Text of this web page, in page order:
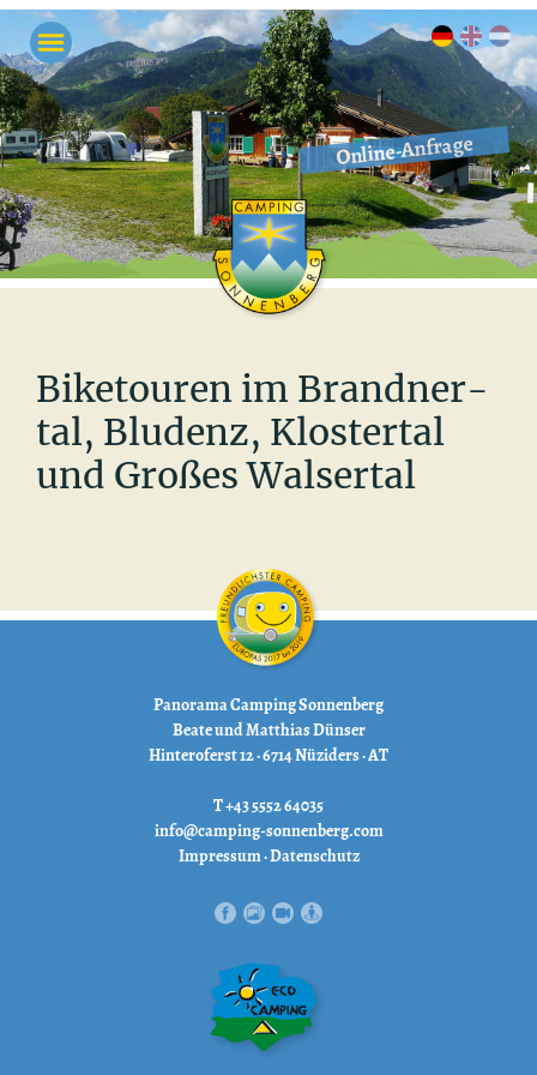
Online-Anfrage
Bi­ke­tou­ren im Brand­ner­
tal, Blu­denz, Klos­ter­tal
und Gro­ßes Wal­ser­tal
Panorama Camping Sonnenberg
Beate und Matthias Dünser
Hinteroferst 12 · 6714 Nüziders · AT
T +43 5552 64035
info@camping-sonnenberg.com
Impressum·Datenschutz